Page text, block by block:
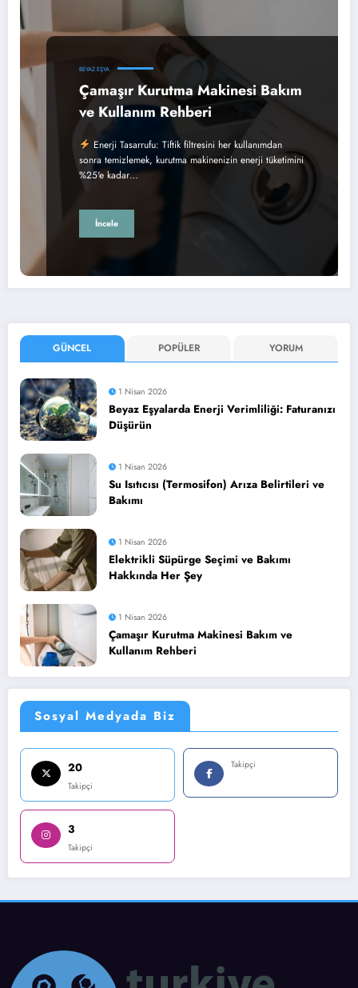
BEYAZ EŞYA
Çamaşır Kurutma Makinesi Bakım
ve Kullanım Rehberi
Enerji Tasarrufu: Tiftik filtresini her kullanımdan
sonra temizlemek, kurutma makinenizin enerji tüketimini
%25'e kadar…
İncele
GÜNCEL POPÜLER YORUM
1 Nisan 2026
Beyaz Eşyalarda Enerji Verimliliği: Faturanızı
Düşürün
1 Nisan 2026
Su Isıtıcısı (Termosifon) Arıza Belirtileri ve
Bakımı
1 Nisan 2026
Elektrikli Süpürge Seçimi ve Bakımı
Hakkında Her Şey
1 Nisan 2026
Çamaşır Kurutma Makinesi Bakım ve
Kullanım Rehberi
Sosyal Medyada Biz
20
Takipçi
Takipçi
3
Takipçi